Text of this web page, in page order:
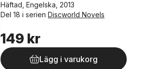
Häftad, Engelska, 2013
Del 18 i serien Discworld Novels
149 kr
Lägg i varukorg